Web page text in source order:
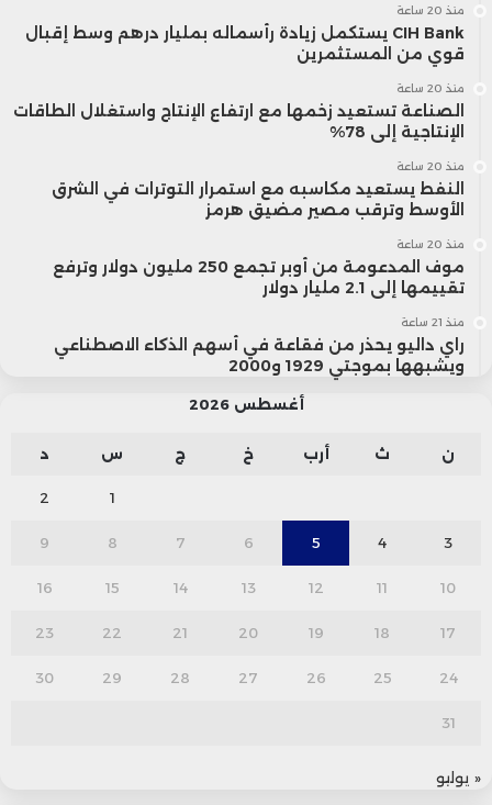
منذ 20 ساعة
CIH Bank يستكمل زيادة رأسماله بمليار درهم وسط إقبال
قوي من المستثمرين
منذ 20 ساعة
الصناعة تستعيد زخمها مع ارتفاع الإنتاج واستغلال الطاقات
الإنتاجية إلى 78%
منذ 20 ساعة
النفط يستعيد مكاسبه مع استمرار التوترات في الشرق
الأوسط وترقب مصير مضيق هرمز
منذ 20 ساعة
موف المدعومة من أوبر تجمع 250 مليون دولار وترفع
تقييمها إلى 2.1 مليار دولار
منذ 21 ساعة
راي داليو يحذر من فقاعة في أسهم الذكاء الاصطناعي
ويشبهها بموجتي 1929 و2000
أغسطس 2026
ن ث أرب خ ج س د
1
2
3
4
5
6
7
8
9
10
11
12
13
14
15
16
17
18
19
20
21
22
23
24
25
26
27
28
29
30
31
« يوليو